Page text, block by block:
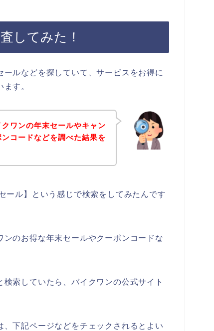
してみた！
ルなどを探していて、サービスをお得に
す。
ワンの年末セールやキャン
コードなどを調べた結果を
ール】という感じで検索をしてみたんです
のお得な年末セールやクーポンコードな
索していたら、バイクワンの公式サイト
下記ページなどをチェックされるとよい